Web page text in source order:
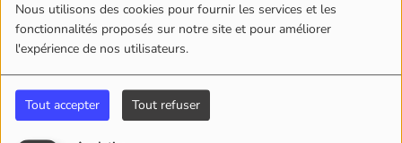
Nous utilisons des cookies pour fournir les services et les
fonctionnalités proposés sur notre site et pour améliorer
l'expérience de nos utilisateurs.
Tout accepter Tout refuser